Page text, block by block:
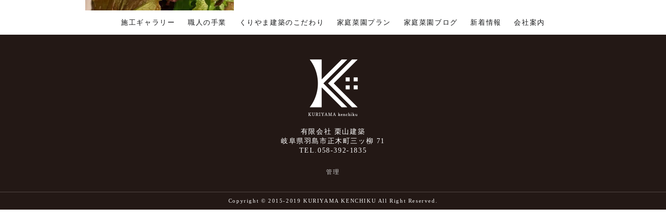
Read More »
施工ギャラリー 職人の手業 くりやま建築のこだわり 家庭菜園プラン 家庭菜園ブログ 新着情報 会社案内
有限会社 栗山建築
岐阜県羽島市正木町三ッ柳 71
TEL.058-392-1835
管理
Copyright © 2015-2019 KURIYAMA KENCHIKU All Right Reserved.